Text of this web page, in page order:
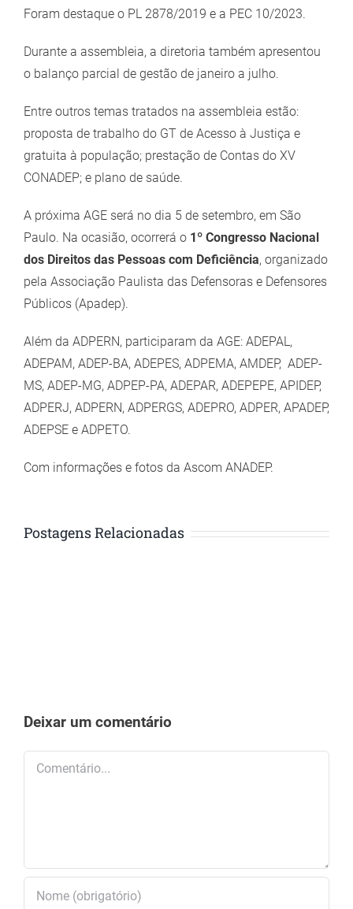
Foram destaque o PL 2878/2019 e a PEC 10/2023.
Durante a assembleia, a diretoria também apresentou
o balanço parcial de gestão de janeiro a julho.
Entre outros temas tratados na assembleia estão:
proposta de trabalho do GT de Acesso à Justiça e
gratuita à população; prestação de Contas do XV
CONADEP; e plano de saúde.
A próxima AGE será no dia 5 de setembro, em São
Paulo. Na ocasião, ocorrerá o 1º Congresso Nacional
dos Direitos das Pessoas com Deficiência, organizado
pela Associação Paulista das Defensoras e Defensores
Públicos (Apadep).
Além da ADPERN, participaram da AGE: ADEPAL,
ADEPAM, ADEP-BA, ADEPES, ADPEMA, AMDEP, ADEP-
MS, ADEP-MG, ADPEP-PA, ADEPAR, ADEPEPE, APIDEP,
ADPERJ, ADPERN, ADPERGS, ADEPRO, ADPER, APADEP,
ADEPSE e ADPETO.
Com informações e fotos da Ascom ANADEP.
Postagens Relacionadas
Deixar um comentário
Comentário